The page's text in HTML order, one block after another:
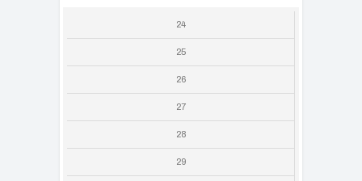
24
25
26
27
28
29